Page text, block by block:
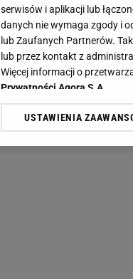
serwisów i aplikacji lub
danych nie wymaga zgody i
lub Zaufanych Partnerów.
lub przez kontakt z
Więcej informacji o
Prywatności Agora S.A.
Klikając „Akceptuję”
Zaufanych Partnerów i
USTAWIENIA